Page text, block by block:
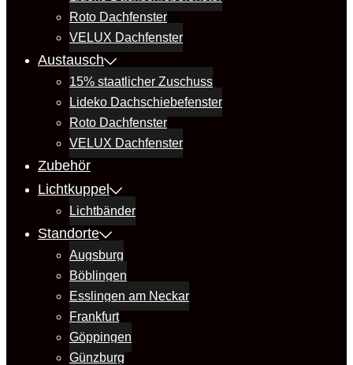
Roto Dachfenster
VELUX Dachfenster
Austausch
15% staatlicher Zuschuss
Lideko Dachschiebefenster
Roto Dachfenster
VELUX Dachfenster
Zubehör
Lichtkuppel
Lichtbänder
Standorte
Augsburg
Böblingen
Esslingen am Neckar
Frankfurt
Göppingen
Günzburg